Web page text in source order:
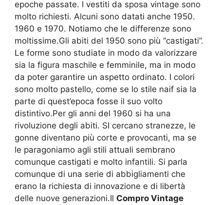
epoche passate. I vestiti da sposa vintage sono
molto richiesti. Alcuni sono datati anche 1950.
1960 e 1970. Notiamo che le differenze sono
moltissime.Gli abiti del 1950 sono più “castigati”.
Le forme sono studiate in modo da valorizzare
sia la figura maschile e femminile, ma in modo
da poter garantire un aspetto ordinato. I colori
sono molto pastello, come se lo stile naif sia la
parte di quest’epoca fosse il suo volto
distintivo.Per gli anni del 1960 si ha una
rivoluzione degli abiti. SI cercano stranezze, le
gonne diventano più corte e provocanti, ma se
le paragoniamo agli stili attuali sembrano
comunque castigati e molto infantili. Si parla
comunque di una serie di abbigliamenti che
erano la richiesta di innovazione e di libertà
delle nuove generazioni.Il Compro Vintage